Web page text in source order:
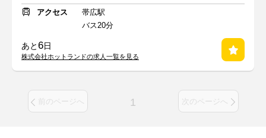
アクセス
帯広駅
バス20分
あと6日
株式会社ホットランドの求人一覧を見る
前のページへ 1 次のページへ